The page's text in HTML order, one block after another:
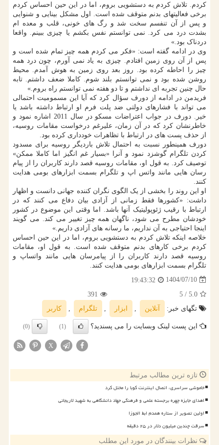
کردم. تلاش کردم به دستشویی بروم، اما در این حین احساس کردم
برخی فعالیتهای بدنم متوقف شده است. اول مشکل بینایی و شنوایی
و پس از آن تنفسم سخت شد و رگ های خونی، قلب و معده ام
بشدت درد می کرد. نمی توانستم نفس بکشم یا چیزی ببینم. واقعا
دردناک بود.»
وی در ادامه گفته است: «فکر می کردم همه چیز تمام شده است و
پس از آن روی زمین افتادم. چیزی به یاد نمی آورم، چون درد همه
چیز را احاطه کرده بود. روز بعد روی زمین به هوش آمدم. محیط
روشن شده بود و نمی توانستم بلند شوم. کاملا ضعف داشتم. تابه
حال چنین تجربه ای نداشتم و تا دو هفته نمی توانستم راه بروم.»
فریدمن در ادامه از دورف سؤال کرد که آیا این مسمومیت احتمالی
می تواند با فشارهای دولتی ضد پلت فرم او ارتباط داشته باشد یا
خیر. دورف در جواب اعتراضات مسکو در سال 2011 اشاره نمود و
خاطرنشان کرد که در آن زمان، علیرغم درخواست مقامات روسیه،
از حذف پست های در ارتباط با تظاهرات خودداری کرده بود.
دورف همینطور نسبت به احتمال تلاش باردیگر روسیه برای مسدود
کردن تلگرام گوشزد نمود و آنرا «بسیار غم انگیز اما کاملا ممکن»
توصیف کرد. به قول او، مقامات روسیه قصد دارند کاربران را از پیام
رسان هایی مانند واتس اپ و تلگرام بسمت ابزارهای بومی هدایت
کنند.
او این روند را بخشی از یک الگوی نگران کننده جهانی دانست و اظهار
داشت: «کشورها فقط زمانی از آزادی بیان دفاع می کنند که در
ارتباط با رقیب ژئوپولیتیک آنها باشد. اما وقتی این موضوع در کشور
خودشان مطرح می شود، ناگهان همه چیز تغییر می کند. می گویند
اینجا احتیاجی به آن نداریم، ما رسانه های آزادی داریم.»
خلاصه اینکه تلاش کردم به دستشویی بروم، اما در این حین احساس
کردم برخی کارهای بدنم متوقف شده است. به قول او، مقامات
روسیه قصد دارند کاربران را از پیامرسان هایی مانند واتساپ و
تلگرام بسمت ابزارهای بومی هدایت کنند.
1404/07/10
19:43:32
5.0
/ 5
391
تگهای خبر:
آنلاین ابزار تلگرام كاربر
این پست لینک وبسایت را می پسندید؟ (1)
(0)
X
تازه ترین مطالب مرتبط
خاموشی سراسری، اتصال اینترنت کوبا را مختل کرد
اهدای جایزه چهره برجسته علمی و فرهنگی جهاد دانشگاهی به شهید لاریجانی
اولین تصویر از ستاره همدم ابط الجوزا
سرقت چندین میلیون دلار در ۲۵ دقیقه
نظرات بینندگان در مورد این مطلب